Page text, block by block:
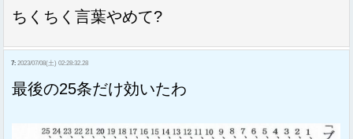
ちくちく言葉やめて?
7: 2023/07/08(土) 02:28:32.28
最後の25条だけ効いたわ